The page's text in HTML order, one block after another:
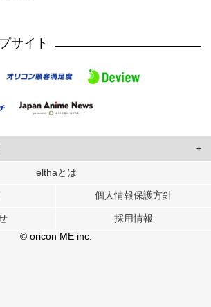
サイト
使用して、ユーザーに合わせたコンテンツや広告の
タ解析の各パートナーに提供しています。
とユーザーが各パートナーに提供した他の情報や、
サービスを使用したときに収集した他の情報を組み
elthaとは
個人情報保護方針
採用情報
© oricon ME inc.